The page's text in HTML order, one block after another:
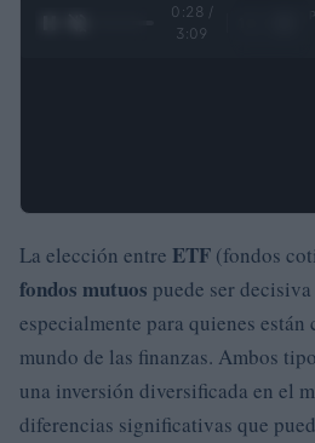
0:29 /
3:09
La elección entre ETF (fondos
fondos mutuos puede ser
especialmente para quienes están
mundo de las finanzas. Ambos
una inversión diversificada en el
diferencias significativas que